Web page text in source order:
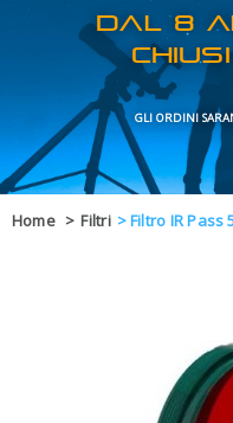
PRODOTTI
LEARN & FUN
MARCHI
OFFERTE
Home > Filtri >Filtro IR